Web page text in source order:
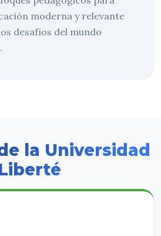
moderna y relevante
desafíos del mundo
la Universidad